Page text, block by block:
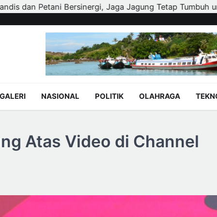
Tumbuh untuk Ketahanan Pangan Wali Kota
GALERI NASIONAL POLITIK OLAHRAGA
Atas Video di Channel